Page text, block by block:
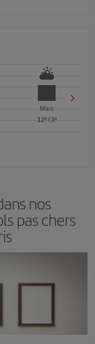
Mars
12º/ 3º
nos
pas chers